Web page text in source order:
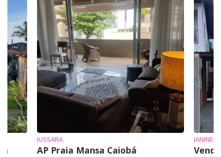
JUSSARA
AP Praia Mansa Caiobá
JANINE